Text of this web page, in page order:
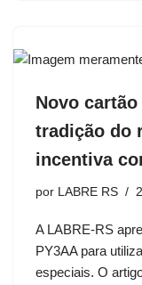
Novo
tradição do
incentiva
por LABRE RS
A LABRE-RS
PY3AA para
especiais. O